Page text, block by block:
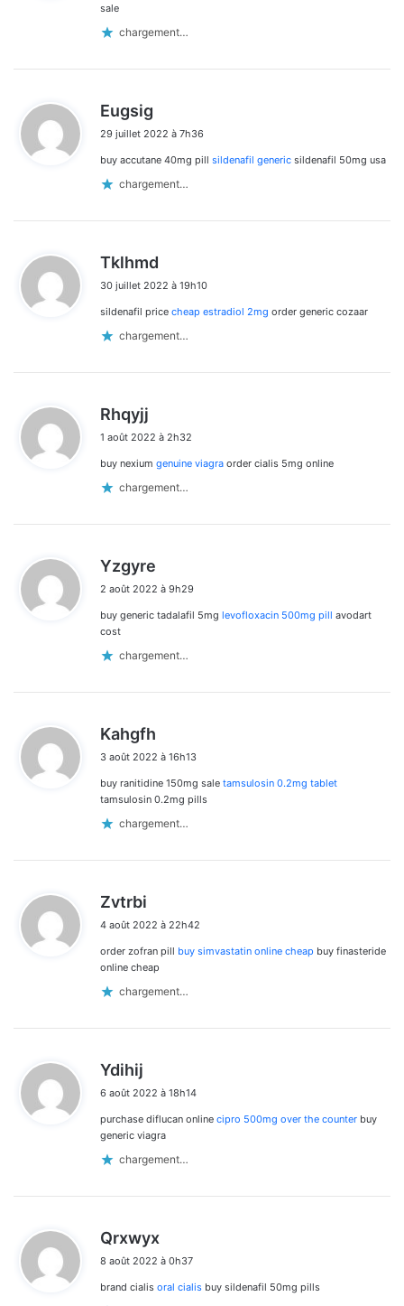
sale
chargement…
Eugsig
t
29 juillet 2022 à 7h36
buy accutane 40mg pill sildenafil generic sildenafil 50mg usa
chargement…
Tklhmd
t
30 juillet 2022 à 19h10
sildenafil price cheap estradiol 2mg order generic cozaar
chargement…
Rhqyjj
t
1 août 2022 à 2h32
buy nexium genuine viagra order cialis 5mg online
chargement…
Yzgyre
t
2 août 2022 à 9h29
buy generic tadalafil 5mg levofloxacin 500mg pill avodart
cost
chargement…
Kahgfh
t
:
3 août 2022 à 16h13
buy ranitidine 150mg sale tamsulosin 0.2mg tablet
tamsulosin 0.2mg pills
chargement…
Zvtrbi
t
:
4 août 2022 à 22h42
order zofran pill buy simvastatin online cheap buy finasteride
online cheap
chargement…
Ydihij
t
:
6 août 2022 à 18h14
purchase diflucan online cipro 500mg over the counter buy
generic viagra
chargement…
Qrxwyx
t
8 août 2022 à 0h37
brand cialis oral cialis buy sildenafil 50mg pills